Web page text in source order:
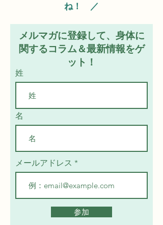
ね！ ／
メルマガに登録して、身体に
関するコラム＆最新情報をゲ
ット！
姓
名
メールアドレス
参加